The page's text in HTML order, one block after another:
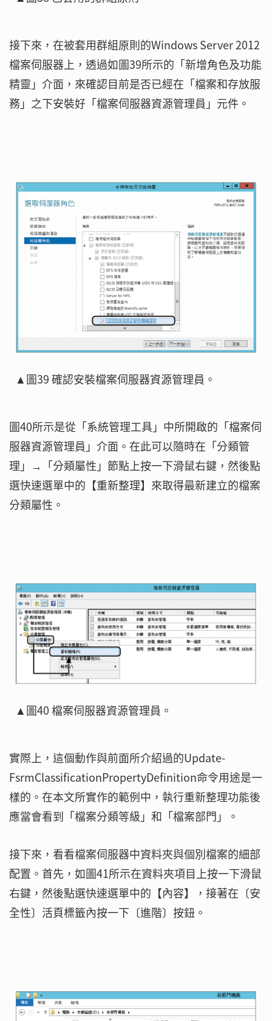
接下來，在被套用群組原則的Windows Server 2012
檔案伺服器上，透過如圖39所示的「新增角色及功能
精靈」介面，來確認目前是否已經在「檔案和存放服
務」之下安裝好「檔案伺服器資源管理員」元件。
▲圖39 確認安裝檔案伺服器資源管理員。
圖40所示是從「系統管理工具」中所開啟的「檔案伺
服器資源管理員」介面。在此可以隨時在「分類管
理」→「分類屬性」節點上按一下滑鼠右鍵，然後點
選快速選單中的【重新整理】來取得最新建立的檔案
分類屬性。
▲圖40 檔案伺服器資源管理員。
實際上，這個動作與前面所介紹過的Update-
FsrmClassificationPropertyDefinition命令用途是一
樣的。在本文所實作的範例中，執行重新整理功能後
應當會看到「檔案分類等級」和「檔案部門」。
接下來，看看檔案伺服器中資料夾與個別檔案的細部
配置。首先，如圖41所示在資料夾項目上按一下滑鼠
右鍵，然後點選快速選單中的【內容】，接著在〔安
全性〕活頁標籤內按一下〔進階〕按鈕。